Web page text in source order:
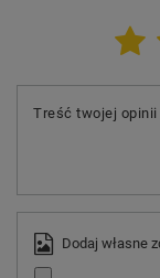
Treść twojej opinii
Dodaj własne